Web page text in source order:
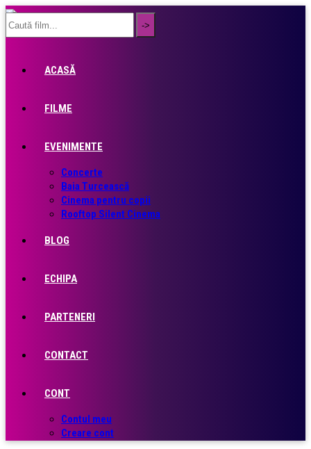
ACASĂ
FILME
EVENIMENTE
Concerte
Baia Turcească
Cinema pentru copii
Rooftop Silent Cinema
BLOG
ECHIPA
PARTENERI
CONTACT
CONT
Contul meu
Creare cont